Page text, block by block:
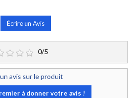
Écrire un Avis
0/5
avis sur le produit
à donner votre avis !